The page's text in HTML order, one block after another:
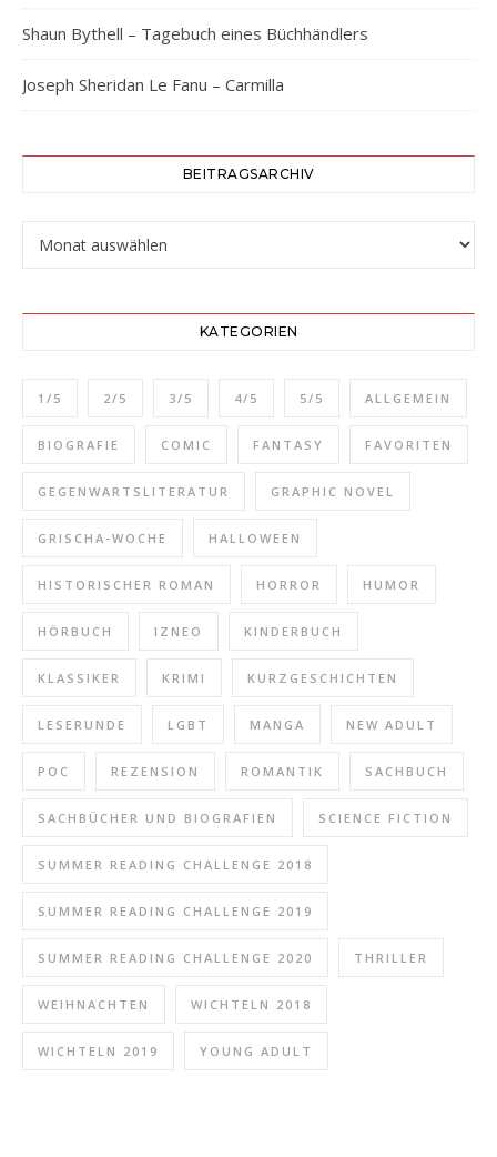
Shaun Bythell – Tagebuch eines Büchhändlers
Joseph Sheridan Le Fanu – Carmilla
BEITRAGSARCHIV
KATEGORIEN
1/5 2/5 3/5 4/5 5/5 ALLGEMEIN
BIOGRAFIE COMIC FANTASY FAVORITEN
GEGENWARTSLITERATUR GRAPHIC NOVEL
GRISCHA-WOCHE HALLOWEEN
HISTORISCHER ROMAN HORROR HUMOR
HÖRBUCH IZNEO KINDERBUCH
KLASSIKER KRIMI KURZGESCHICHTEN
LESERUNDE LGBT MANGA NEW ADULT
POC REZENSION ROMANTIK SACHBUCH
SACHBÜCHER UND BIOGRAFIEN SCIENCE FICTION
SUMMER READING CHALLENGE 2018
SUMMER READING CHALLENGE 2019
SUMMER READING CHALLENGE 2020 THRILLER
WEIHNACHTEN WICHTELN 2018
WICHTELN 2019 YOUNG ADULT